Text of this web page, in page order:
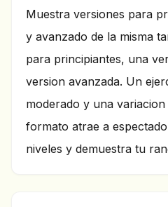
Muestra versiones para
y avanzado de la misma
para principiantes, una
version avanzada. Un
moderado y una
formato atrae a
niveles y demuestra tu